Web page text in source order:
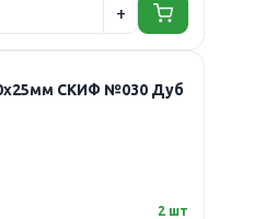
СКИФ №030 Дуб
2 шт